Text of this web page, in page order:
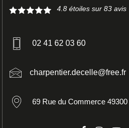
02 41 62 03 60
charpentier.decelle@free.fr
69 Rue du Commerce
4.8 étoiles sur 83 avis